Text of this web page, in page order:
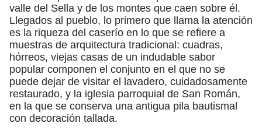
valle del Sella y de los montes que caen sobre él.
Llegados al pueblo, lo primero que llama la atención
es la riqueza del caserío en lo que se refiere a
muestras de arquitectura tradicional: cuadras,
hórreos, viejas casas de un indudable sabor
popular componen el conjunto en el que no se
puede dejar de visitar el lavadero, cuidadosamente
restaurado, y la iglesia parroquial de San Román,
en la que se conserva una antigua pila bautismal
con decoración tallada.